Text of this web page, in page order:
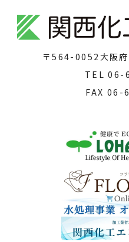
〒564-0052 大阪
TEL06-
FAX 06-